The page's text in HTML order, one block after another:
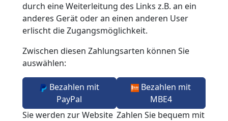
durch eine Weiterleitung des Links z.B. an ein
anderes Gerät oder an einen anderen User
erlischt die Zugangsmöglichkeit.
Zwischen diesen Zahlungsarten können Sie
auswählen:
Bezahlen mit
PayPal
Sie werden zur Website
Bezahlen mit
MBE4
Zahlen Sie bequem mit